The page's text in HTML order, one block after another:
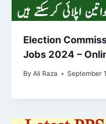
Election
Jobs 2024 –
By Ali Raza September